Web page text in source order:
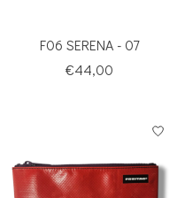
F06 SERENA - 07
€44,00